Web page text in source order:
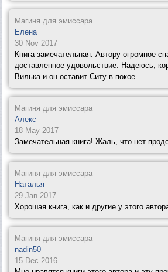
Магиня для эмиссара
Елена
30 Nov 2017
Книга замечательная. Автору огромное
доставленное удовольствие. Надеюсь,
Вилька и он оставит Ситу в покое.
Магиня для эмиссара
Алекс
18 May 2017
Замечательная книга! Жаль, что нет
Магиня для эмиссара
Наталья
29 Jan 2017
Хорошая книга, как и другие у этого
Магиня для эмиссара
nadin50
15 Dec 2016